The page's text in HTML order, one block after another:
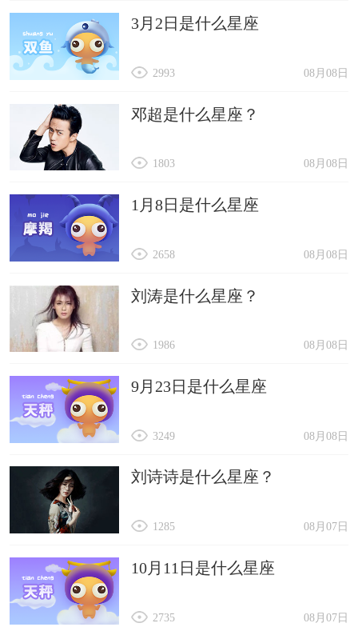
3月2日是什么星座
08月08日
2993
邓超是什么星座？
08月08日
1803
1月8日是什么星座
08月08日
2658
刘涛是什么星座？
08月08日
1986
9月23日是什么星座
08月08日
3249
刘诗诗是什么星座？
08月07日
1285
10月11日是什么星座
08月07日
2735